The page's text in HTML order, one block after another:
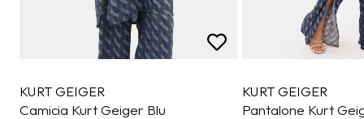
KURT GEIGER
Camicia Kurt Geiger Blu
KURT GEIGER
Pantalone Kurt